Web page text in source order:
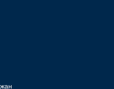
музей в Бодруме